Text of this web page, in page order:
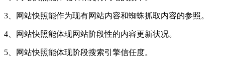
3、网站快照能作为现有网站内容和蜘蛛抓取内容的参照。
4、网站快照能体现网站阶段性的内容更新状况。
5、网站快照能体现阶段搜索引擎信任度。